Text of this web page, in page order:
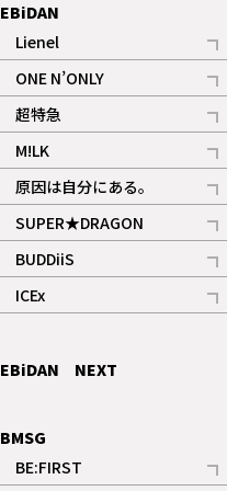
EBiDAN
Lienel
記事
ONE N’ONLY
記事
超特急
記事
ギャラリー
M!LK
記事
原因は自分にある。
記事
SUPER★DRAGON
記事
BUDDiiS
記事
ICEx
記事
EBiDAN NEXT
BMSG
BE:FIRST